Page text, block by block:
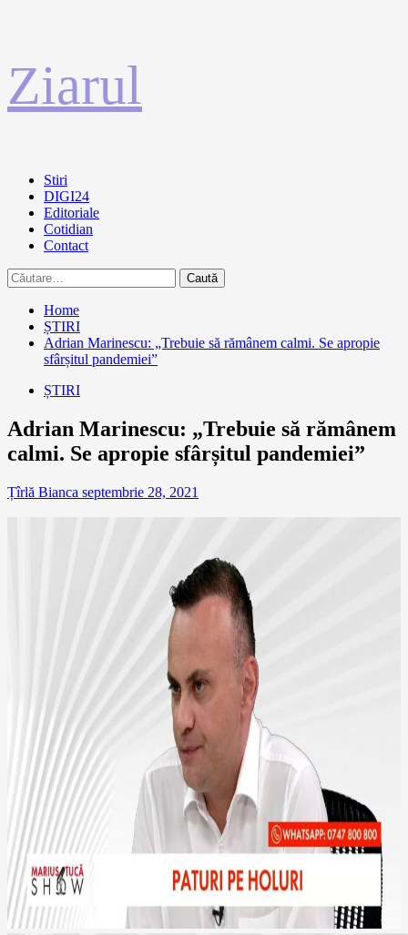
la
conținut
Ziarul
Primary
Menu
Stiri
DIGI24
Editoriale
Cotidian
Contact
Caută
după:
Home
ȘTIRI
Adrian Marinescu: „Trebuie să rămânem calmi. Se apropie
sfârșitul pandemiei”
ȘTIRI
Adrian Marinescu: „Trebuie să rămânem
calmi. Se apropie sfârșitul pandemiei”
Țîrlă Bianca septembrie 28, 2021